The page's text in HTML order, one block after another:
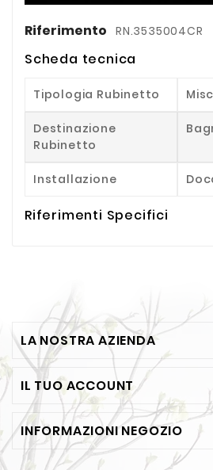
Riferimento RN.3535004CR
Scheda tecnica
Tipologia Rubinetto
Destinazione
Rubinetto
Installazione
Riferimenti Specifici
LA NOSTRA AZIENDA
IL TUO ACCOUNT
INFORMAZIONI NEGOZIO